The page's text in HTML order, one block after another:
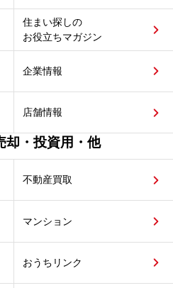
住まい探しの
お役立ちマガジン
企業情報
店舗情報
却・投資用・他
不動産買取
マンション
おうちリンク